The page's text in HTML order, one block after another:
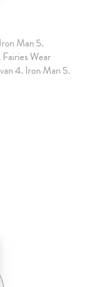
Man 5.
Wear
4. Iron Man 5.